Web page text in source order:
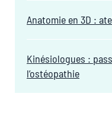
Anatomie en 3D :
Kinésiologues :
l’ostéopathie